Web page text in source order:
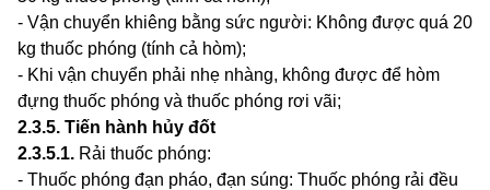
- Vận chuyển khiêng bằng sức người: Không được quá 20
kg thuốc phóng (tính cả hòm);
- Khi vận chuyển phải nhẹ nhàng, không được để hòm
đựng thuốc phóng và thuốc phóng rơi vãi;
2.3.5. Tiến hành hủy đốt
2.3.5.1. Rải thuốc phóng:
- Thuốc phóng đạn pháo, đạn súng: Thuốc phóng rải đều